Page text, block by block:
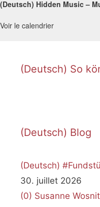
(Deutsch) Hidden Music –
Voir le calendrier
(Deutsch) So
(Deutsch) Blog
(Deutsch)
30. juillet 2026
(0) Susanne